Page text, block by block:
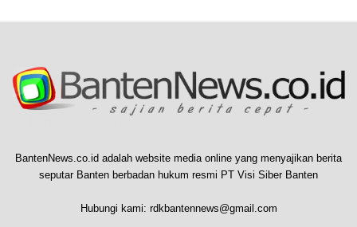
BantenNews.co.id adalah website media online yang menyajikan berita
seputar Banten berbadan hukum resmi PT Visi Siber Banten
Hubungi kami: rdkbantennews@gmail.com